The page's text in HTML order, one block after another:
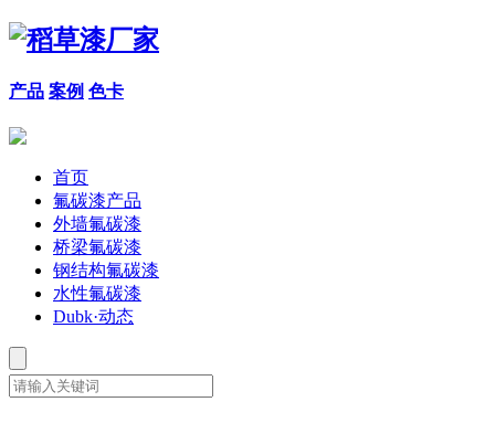
产品 案例 色卡
首页
氟碳漆产品
外墙氟碳漆
桥梁氟碳漆
钢结构氟碳漆
水性氟碳漆
Dubk·动态